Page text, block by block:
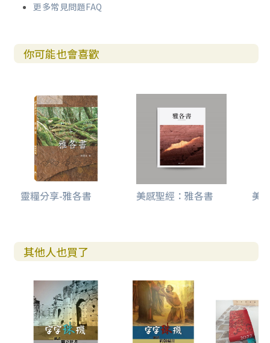
更多常見問題FAQ
你可能也會喜歡
靈糧分享-雅各書 美感聖經：雅各書 美
其他人也買了